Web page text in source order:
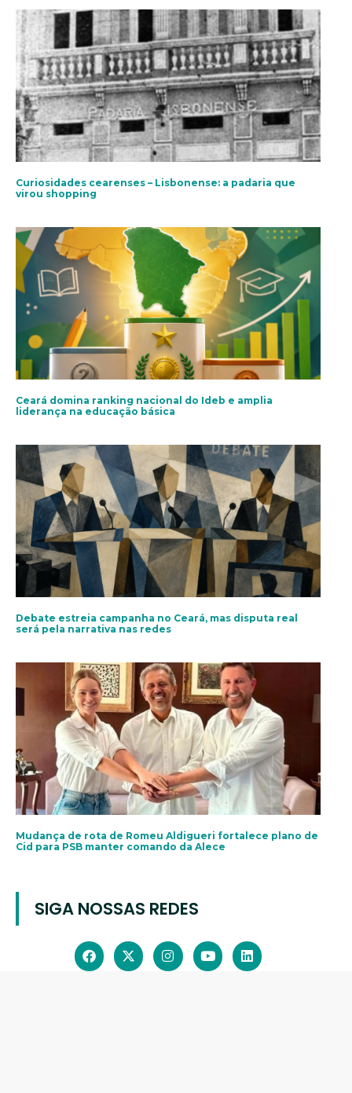
Curiosidades cearenses – Lisbonense: a padaria que
virou shopping
Ceará domina ranking nacional do Ideb e amplia
liderança na educação básica
Debate estreia campanha no Ceará, mas disputa real
será pela narrativa nas redes
Mudança de rota de Romeu Aldigueri fortalece plano de
Cid para PSB manter comando da Alece
SIGA NOSSAS REDES